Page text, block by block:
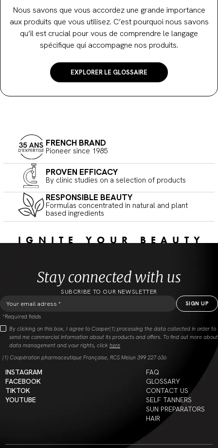
Nous savons que vous accordez une grande importance
aux produits que vous utilisez. C’est pourquoi nous savons
qu’il est crucial pour vous de comprendre le langage
spécifique qui accompagne nos produits.
EXPLORER LE GLOSSAIRE
FRENCH BRAND
Pioneer since 1985
PROVEN EFFICACY
By clinic studies on a selection of products
RESPONSIBLE BEAUTY
Formulas concentrated in natural and plant
based ingredients
IGNITE YOUR BEAUTY
Stay connected with us
SUBCRIBE TO OUR NEWSLETTER
*Required fields
By clicking on this box, I agree to Cooper(1) processing the data collected in order to
send me commercial information about its products and offers. To find out more about
data management and your rights, click here
(1) Coopération pharmaceutique Française, RCS Melun 399 227 636
INSTAGRAM
FACEBOOK
TIKTOK
YOUTUBE
FAQ
GLOSSARY
CONTACT US
SELF TANNERS
SUN PREPARATORS
HAIR